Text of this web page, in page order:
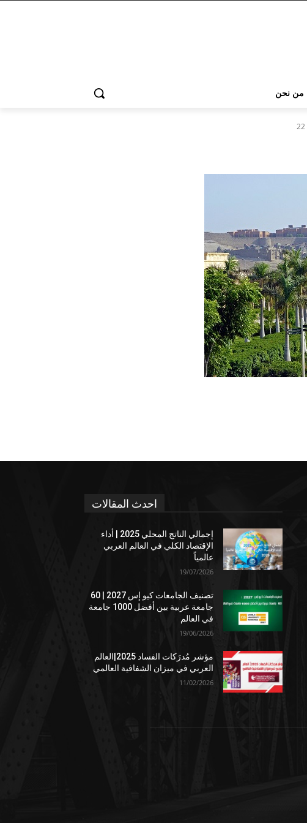
من نحن
احدث المقالات
إجمالي الناتج المحلي 2025 | أداء
الإقتصاد الكلي في العالم العربي
عالمياً
19/07/2026
تصنيف الجامعات كيو إس 2027 | 60
جامعة عربية بين أفضل 1000 جامعة
في العالم
19/06/2026
مؤشر مُدرَكات الفساد 2025|العالم
العربي في ميزان الشفافية العالمي
11/02/2026